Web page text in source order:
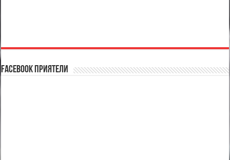
Facebook Приятели